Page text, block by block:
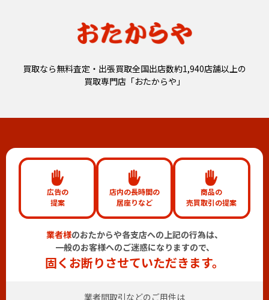
買取なら無料査定・出張買取全国出店数約1,940店舗以上の
買取専門店「おたからや」
広告の
提案
店内の長時間の
居座りなど
商品の
売買取引の提案
業者様のおたからや各支店への上記の行為は、
一般のお客様へのご迷惑になりますので、
固くお断りさせていただきます。
業者間取引などのご用件は